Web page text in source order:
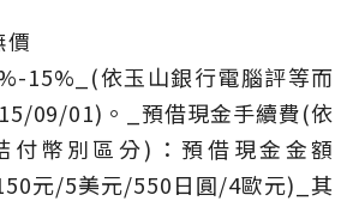
價
15%_(依玉山銀行電腦評等而
09/01)。_預借現金手續費(依
付幣別區分)：預借現金金額
元/5美元/550日圓/4歐元)_其